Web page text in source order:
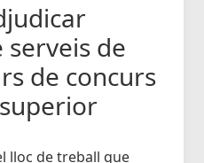
serveis de
de concurs
lloc de treball que